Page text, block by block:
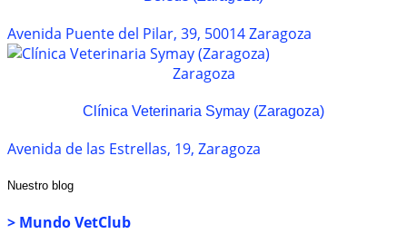
Avenida Puente del Pilar, 39, 50014 Zaragoza
Zaragoza
Clínica Veterinaria Symay (Zaragoza)
Avenida de las Estrellas, 19, Zaragoza
Nuestro blog
> Mundo VetClub